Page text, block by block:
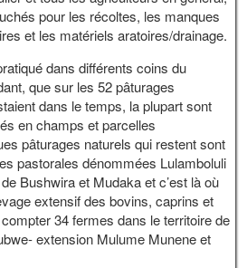
pour les récoltes, les manques
et les matériels aratoires/drainage.
dans différents coins du
que sur les 52 pâturages
dans le temps, la plupart sont
en champs et parcelles
pâturages naturels qui restent sont
pastorales dénommées Lulamboluli
Bushwira et Mudaka et c’est là où
extensif des bovins, caprins et
34 fermes dans le territoire de
extension Mulume Munene et